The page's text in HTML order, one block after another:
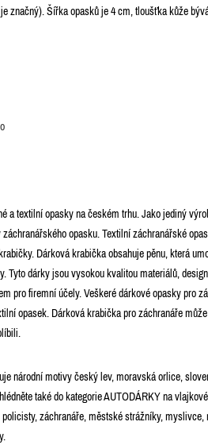
značný). Šířka opasků je 4 cm, tloušťka kůže
a textilní opasky na českém trhu. Jako jediný
opasku. Textilní záchranářské
Dárková krabička obsahuje pěnu, která
Tyto dárky jsou vysokou kvalitou materiálů,
pro firemní účely. Veškeré dárkové opasky pro
opasek. Dárková krabička pro záchranáře
národní motivy český lev, moravská orlice,
také do kategorie AUTODÁRKY na
záchranáře, městské strážníky,